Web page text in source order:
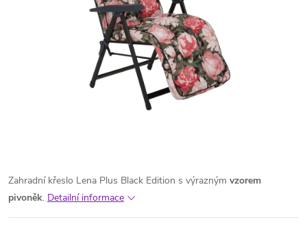
Zahradní křeslo Lena Plus Black Edition s výrazným vzorem
pivoněk. Detailní informace